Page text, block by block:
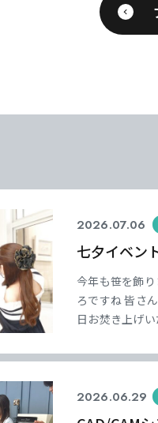
2026.07.06
七夕イベン
今年も笹を飾
ろですね 皆さ
日お焚き上げ
2026.06.29